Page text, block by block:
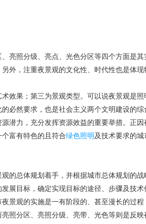
照分级、亮点、光色分区等四个方面是其
外，注重夜景观的文化性、时代性也是体现
果；第三为景观类型。可以说夜景观是照
必然要求，也是社会主义两个文明建设的
潜力，充分发挥资源效益的重要举措。正
富有特色的且符合绿色照明 及技术要求的
总体规划着手，并根据城市总体规划的战
展目标，确定实现目标的途径、步骤及技
景观的实施是一有阶段的、甚至漫长的过
照分区、亮照分级、亮带、光色等则是反